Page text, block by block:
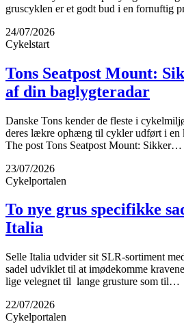
gruscyklen er et godt bud i en fornuftig
24/07/2026
Cykelstart
Tons Seatpost Mount:
af din baglygteradar
Danske Tons kender de fleste i
deres lækre ophæng til cykler udført i en
The post Tons Seatpost Mount: Sikker…
23/07/2026
Cykelportalen
To nye grus specifikke
Italia
Selle Italia udvider sit SLR-sortiment
sadel udviklet til at imødekomme
lige velegnet til lange grusture som til…
22/07/2026
Cykelportalen